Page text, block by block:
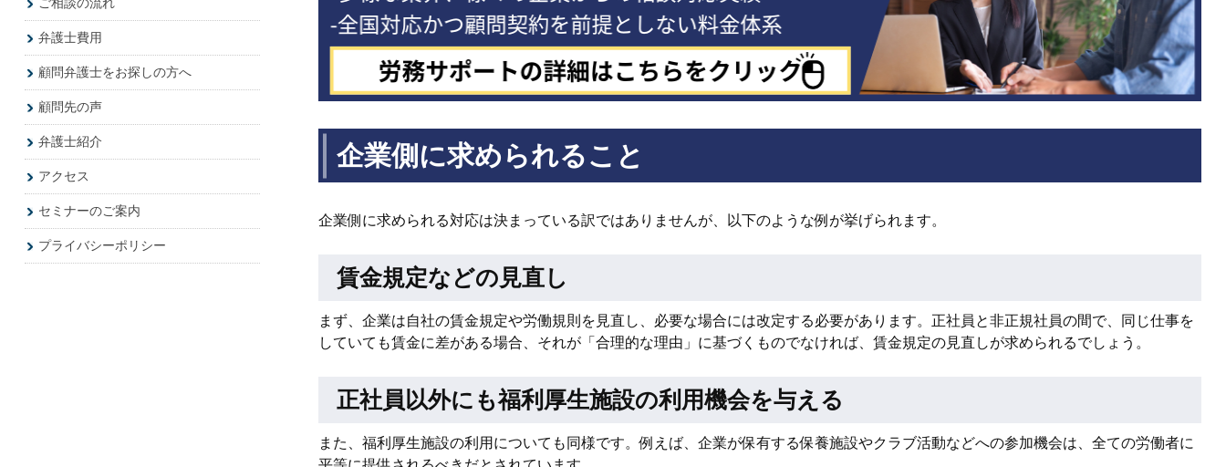
企業側に求められること
企業側に求められる対応は決まっている訳ではありませんが、以下のような例が挙げられます。
賃金規定などの見直し
まず、企業は自社の賃金規定や労働規則を見直し、必要な場合には改定する必要があります。正社員と非正規社員の間で、同じ仕事を
していても賃金に差がある場合、それが「合理的な理由」に基づくものでなければ、賃金規定の見直しが求められるでしょう。
正社員以外にも福利厚生施設の利用機会を与える
また、福利厚生施設の利用についても同様です。例えば、企業が保有する保養施設やクラブ活動などへの参加機会は、全ての労働者に
弁護士費用
顧問弁護士をお探しの方へ
顧問先の声
弁護士紹介
アクセス
セミナーのご案内
プライバシーポリシー